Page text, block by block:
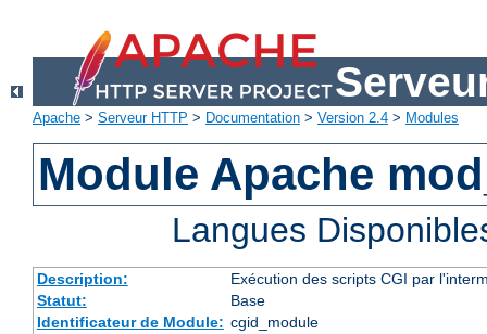
Apache > Serveur HTTP > Documentation > Version 2.4 > Modules
Module Apache
Langues
Description:
Exécution des scripts CGI par
Statut:
Base
Identificateur de Module: cgid_module